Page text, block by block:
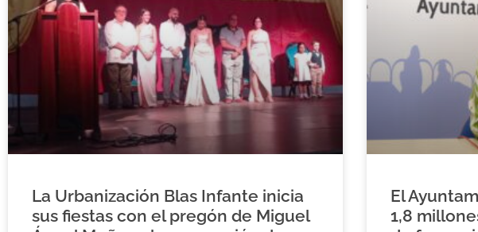
La Urbanización Blas Infante inicia
sus fiestas con el pregón de Miguel
El
1,8